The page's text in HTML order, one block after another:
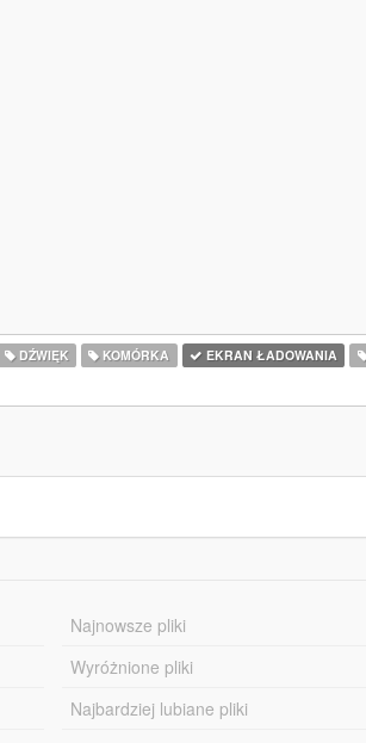
DŹWIĘK KOMÓRKA EKRAN ŁADOWANIA
Najnowsze pliki
Wyróżnione pliki
Najbardziej lubiane pliki